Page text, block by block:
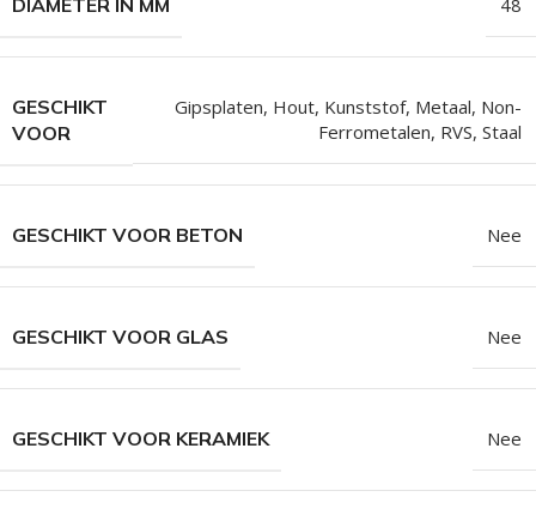
GESCHIKT
VOOR
Gipsplaten, Hout, Kunststof, Metaal, Non-
Ferrometalen, RVS, Staal
GESCHIKT VOOR BETON Nee
GESCHIKT VOOR GLAS Nee
GESCHIKT VOOR KERAMIEK Nee